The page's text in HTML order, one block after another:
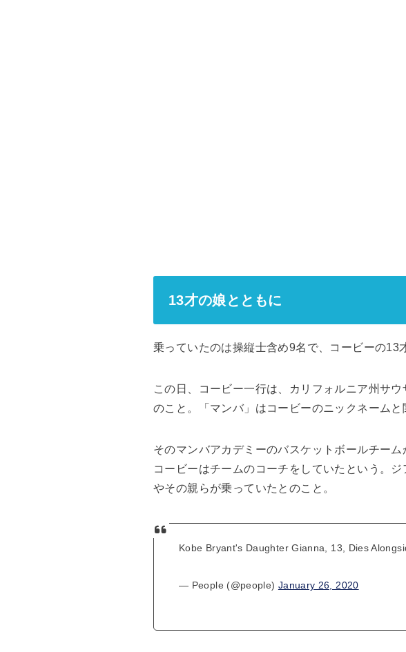
13才の娘とともに
乗っていたのは操縦士含め9名で、コービーの13
この日、コービー一行は、カリフォルニア州サ
のこと。「マンバ」はコービーのニックネームと
そのマンバアカデミーのバスケットボールチー
コービーはチームのコーチをしていたという。
やその親らが乗っていたとのこと。
Kobe Bryant's Daughter Gianna, 13, Dies
— People (@people) January 26, 2020